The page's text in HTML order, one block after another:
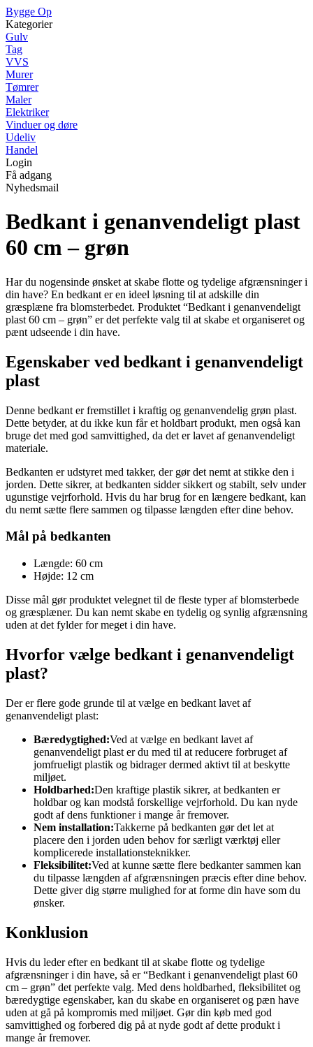
Bygge Op
Kategorier
Gulv
Tag
VVS
Murer
Tømrer
Maler
Elektriker
Vinduer og døre
Udeliv
Handel
Login
Få adgang
Nyhedsmail
Bedkant i genanvendeligt plast
60 cm – grøn
Har du nogensinde ønsket at skabe flotte og tydelige afgrænsninger i
din have? En bedkant er en ideel løsning til at adskille din
græsplæne fra blomsterbedet. Produktet “Bedkant i genanvendeligt
plast 60 cm – grøn” er det perfekte valg til at skabe et organiseret og
pænt udseende i din have.
Egenskaber ved bedkant i genanvendeligt
plast
Denne bedkant er fremstillet i kraftig og genanvendelig grøn plast.
Dette betyder, at du ikke kun får et holdbart produkt, men også kan
bruge det med god samvittighed, da det er lavet af genanvendeligt
materiale.
Bedkanten er udstyret med takker, der gør det nemt at stikke den i
jorden. Dette sikrer, at bedkanten sidder sikkert og stabilt, selv under
ugunstige vejrforhold. Hvis du har brug for en længere bedkant, kan
du nemt sætte flere sammen og tilpasse længden efter dine behov.
Mål på bedkanten
Længde: 60 cm
Højde: 12 cm
Disse mål gør produktet velegnet til de fleste typer af blomsterbede
og græsplæner. Du kan nemt skabe en tydelig og synlig afgrænsning
uden at det fylder for meget i din have.
Hvorfor vælge bedkant i genanvendeligt
plast?
Der er flere gode grunde til at vælge en bedkant lavet af
genanvendeligt plast:
Bæredygtighed:Ved at vælge en bedkant lavet af
genanvendeligt plast er du med til at reducere forbruget af
jomfrueligt plastik og bidrager dermed aktivt til at beskytte
miljøet.
Holdbarhed:Den kraftige plastik sikrer, at bedkanten er
holdbar og kan modstå forskellige vejrforhold. Du kan nyde
godt af dens funktioner i mange år fremover.
Nem installation:Takkerne på bedkanten gør det let at
placere den i jorden uden behov for særligt værktøj eller
komplicerede installationsteknikker.
Fleksibilitet:Ved at kunne sætte flere bedkanter sammen kan
du tilpasse længden af afgrænsningen præcis efter dine behov.
Dette giver dig større mulighed for at forme din have som du
ønsker.
Konklusion
Hvis du leder efter en bedkant til at skabe flotte og tydelige
afgrænsninger i din have, så er “Bedkant i genanvendeligt plast 60
cm – grøn” det perfekte valg. Med dens holdbarhed, fleksibilitet og
bæredygtige egenskaber, kan du skabe en organiseret og pæn have
uden at gå på kompromis med miljøet. Gør din køb med god
samvittighed og forbered dig på at nyde godt af dette produkt i
mange år fremover.